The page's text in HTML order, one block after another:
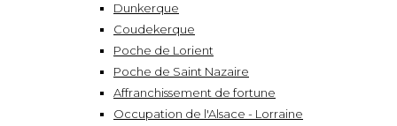
Dunkerque
Coudekerque
Poche de Lorient
Poche de Saint Nazaire
Affranchissement de fortune
Occupation de l'Alsace - Lorraine